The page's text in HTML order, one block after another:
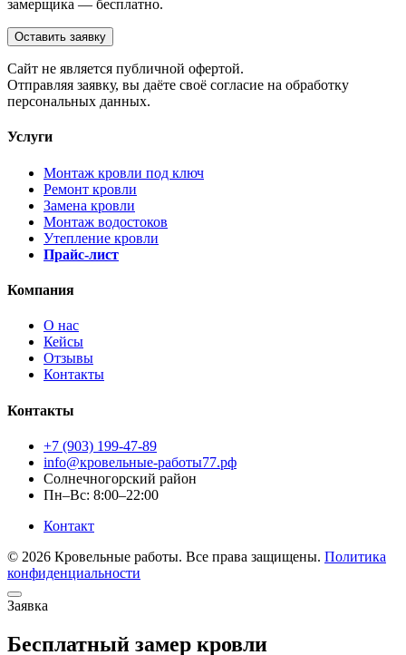
замерщика — бесплатно.
Оставить заявку
Cайт не является публичной офертой.
Отправляя заявку, вы даёте своё согласие на обработку
персональных данных.
Услуги
Монтаж кровли под ключ
Ремонт кровли
Замена кровли
Монтаж водостоков
Утепление кровли
Прайс-лист
Компания
О нас
Кейсы
Отзывы
Контакты
Контакты
+7 (903) 199-47-89
info@кровельные-работы77.рф
Солнечногорский район
Пн–Вс: 8:00–22:00
Контакт
© 2026 Кровельные работы. Все права защищены. Политика
конфиденциальности
Заявка
Бесплатный замер кровли